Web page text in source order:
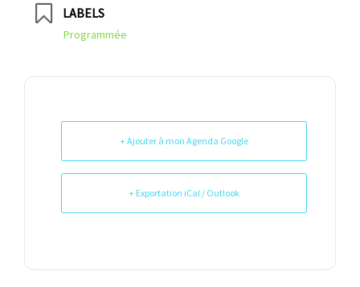
LABELS
Programmée
+ Ajouter à mon Agenda Google
+ Exportation iCal / Outlook